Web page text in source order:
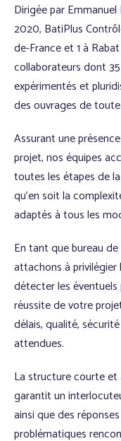
Dirigée par
2020, BatiPlus
de-France et 1 à
collaborateurs dont
expérimentés et
des ouvrages de
Assurant une
projet, nos équipes
toutes les étapes de
qu’en soit la
adaptés à tous les
En tant que bureau
attachons à
détecter les
réussite de votre
délais, qualité,
attendues.
La structure courte et
garantit un
ainsi que des
problématiques